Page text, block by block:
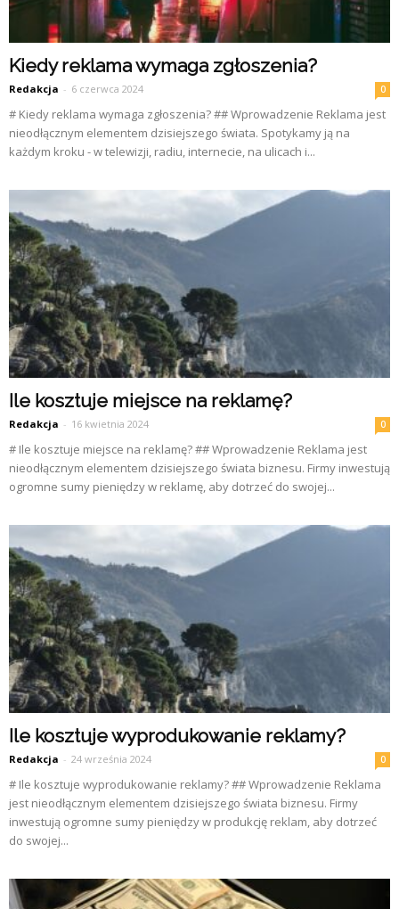
Kiedy reklama wymaga zgłoszenia?
Redakcja - 6 czerwca 2024 0
# Kiedy reklama wymaga zgłoszenia? ## Wprowadzenie Reklama jest
nieodłącznym elementem dzisiejszego świata. Spotykamy ją na
każdym kroku - w telewizji, radiu, internecie, na ulicach i...
Ile kosztuje miejsce na reklamę?
Redakcja - 16 kwietnia 2024 0
# Ile kosztuje miejsce na reklamę? ## Wprowadzenie Reklama jest
nieodłącznym elementem dzisiejszego świata biznesu. Firmy inwestują
ogromne sumy pieniędzy w reklamę, aby dotrzeć do swojej...
Ile kosztuje wyprodukowanie reklamy?
Redakcja - 24 września 2024 0
# Ile kosztuje wyprodukowanie reklamy? ## Wprowadzenie Reklama
jest nieodłącznym elementem dzisiejszego świata biznesu. Firmy
inwestują ogromne sumy pieniędzy w produkcję reklam, aby dotrzeć
do swojej...